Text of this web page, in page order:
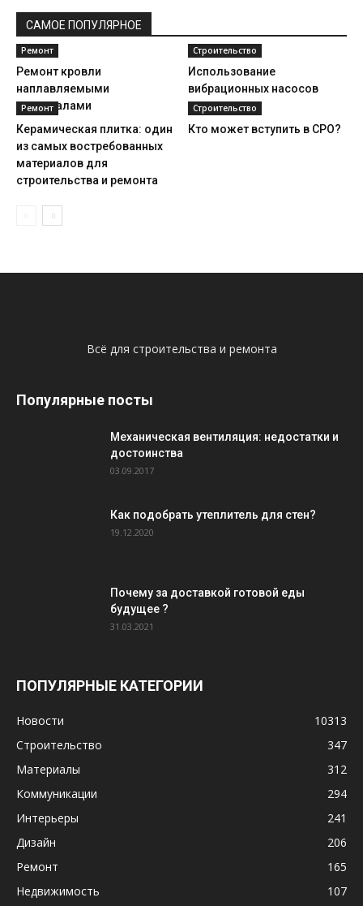
САМОЕ ПОПУЛЯРНОЕ
Ремонт
Ремонт кровли
наплавляемыми
материалами
Строительство
Использование
вибрационных насосов
Ремонт
Керамическая плитка: один
из самых востребованных
материалов для
строительства и ремонта
Строительство
Кто может вступить в СРО?
Всё для строительства и ремонта
Популярные посты
Механическая вентиляция: недостатки и
достоинства
03.09.2017
Как подобрать утеплитель для стен?
19.12.2020
Почему за доставкой готовой еды
будущее ?
31.03.2021
ПОПУЛЯРНЫЕ КАТЕГОРИИ
Новости
10313
Строительство
347
Материалы
312
Коммуникации
294
Интерьеры
241
Дизайн
206
Ремонт
165
Недвижимость
107